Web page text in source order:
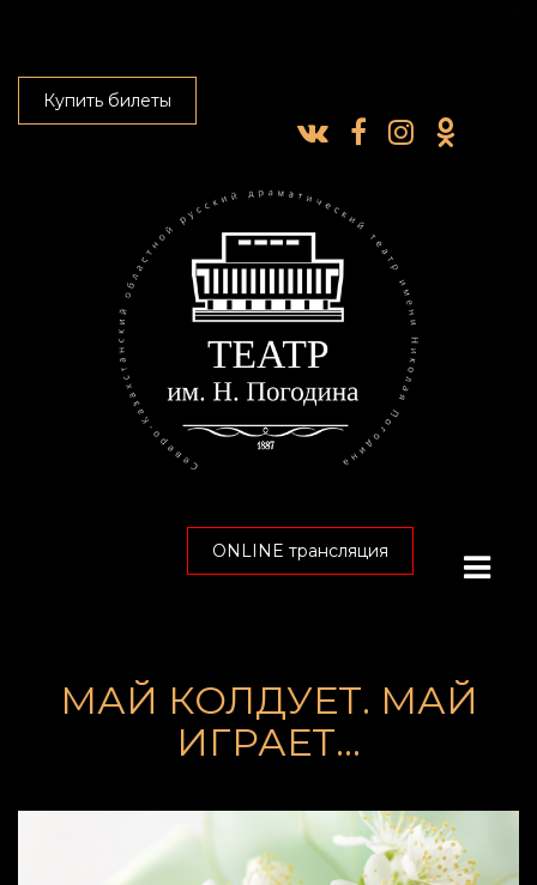
ONLINE трансляция
Купить билеты
МАЙ КОЛДУЕТ. МАЙ
ИГРАЕТ…